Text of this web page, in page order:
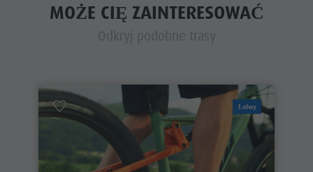
MOŻE CIĘ ZAINTERESOWAĆ
Odkryj podobne trasy
Łatwy